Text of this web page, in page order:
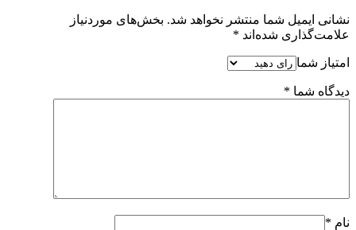
نشانی ایمیل شما منتشر نخواهد شد. بخش‌های موردنیاز
علامت‌گذاری شده‌اند *
امتیاز شما
دیدگاه شما *
نام *